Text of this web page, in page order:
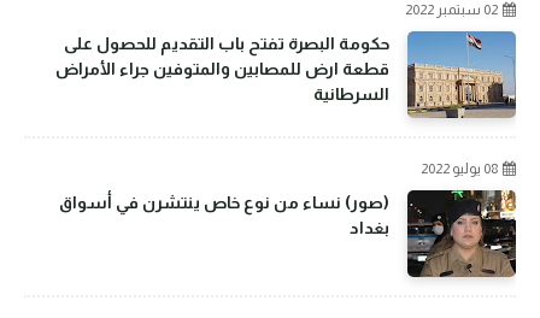
02 سبتمبر 2022
حكومة البصرة تفتح باب التقديم للحصول على
قطعة ارض للمصابين والمتوفين جراء الأمراض
السرطانية
08 يوليو 2022
(صور) نساء من نوع خاص ينتشرن في أسواق
بغداد